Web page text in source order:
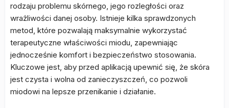
rodzaju problemu skórnego, jego rozległości oraz
wrażliwości danej osoby. Istnieje kilka sprawdzonych
metod, które pozwalają maksymalnie wykorzystać
terapeutyczne właściwości miodu, zapewniając
jednocześnie komfort i bezpieczeństwo stosowania.
Kluczowe jest, aby przed aplikacją upewnić się, że skóra
jest czysta i wolna od zanieczyszczeń, co pozwoli
miodowi na lepsze przenikanie i działanie.